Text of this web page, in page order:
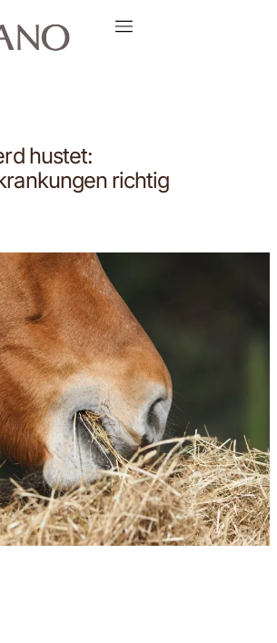
hustet:
richtig